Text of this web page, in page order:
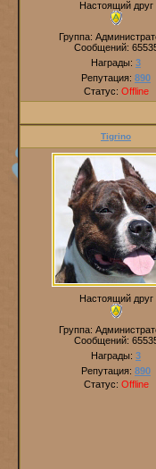
Настоящий друг
Группа:
Сообщений:
Награды: 3
Репутация: 890
Статус: Offline
Tigrino
Настоящий друг
Группа:
Сообщений:
Награды: 3
Репутация: 890
Статус: Offline